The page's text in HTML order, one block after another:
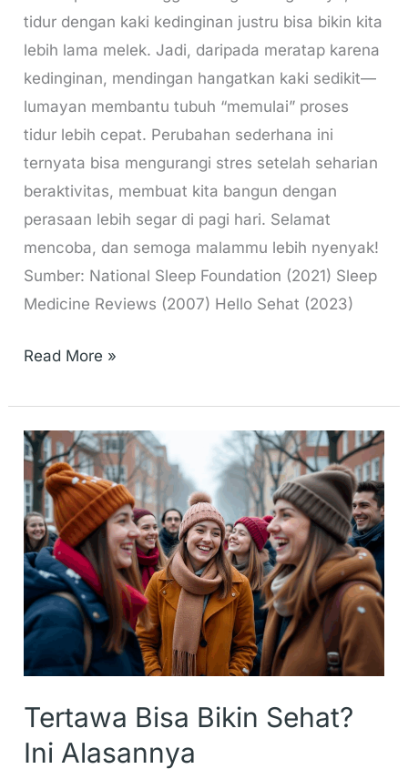
tidur dengan kaki kedinginan justru bisa bikin kita
lebih lama melek. Jadi, daripada meratap karena
kedinginan, mendingan hangatkan kaki sedikit—
lumayan membantu tubuh “memulai” proses
tidur lebih cepat. Perubahan sederhana ini
ternyata bisa mengurangi stres setelah seharian
beraktivitas, membuat kita bangun dengan
perasaan lebih segar di pagi hari. Selamat
mencoba, dan semoga malammu lebih nyenyak!
Sumber: National Sleep Foundation (2021) Sleep
Medicine Reviews (2007) Hello Sehat (2023)
Read More »
Tertawa Bisa Bikin Sehat?
Ini Alasannya
Tertawa
Bisa
Bikin
Sehat?
Ini
Alasannya